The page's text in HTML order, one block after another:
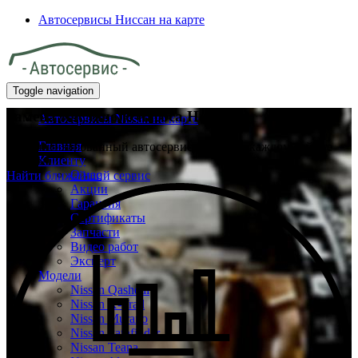
Автосервисы Ниссан на карте
Toggle navigation
Автосервисы Nissan на карте
Главная
Клиенту
О нас
Акции
Гарантия
Сертификаты
Запчасти
Видео работ
Эксперт
Модели
Nissan Qashqai
Nissan X-Trail
Nissan Murano
Nissan Pathfinder
Nissan Teana
Замена масляного насоса Ниссан
Специализированный автосервис Ниссан в каждом районе
Москвы
Найти ближайший сервис